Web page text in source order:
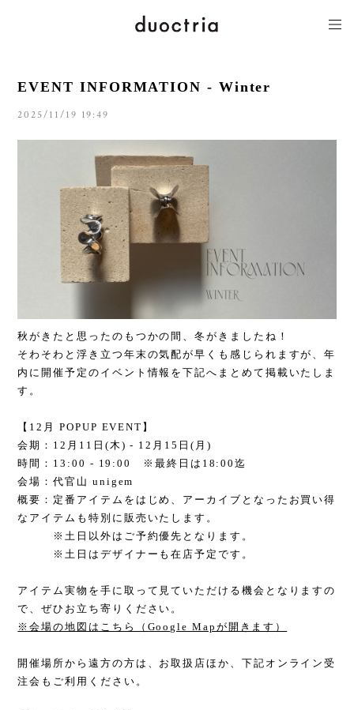
EVENT INFORMATION - Winter
2025/11/19 19:49
秋がきたと思ったのもつかの間、冬がきましたね！
そわそわと浮き立つ年末の気配が早くも感じられますが、年
内に開催予定のイベント情報を下記へまとめて掲載いたしま
す。
【12月 POPUP EVENT】
会期：12月11日(木) - 12月15日(月)
時間：13:00 - 19:00 ※最終日は18:00迄
会場：代官山 unigem
概要：定番アイテムをはじめ、アーカイブとなったお買い得
なアイテムも特別に販売いたします。
※土日以外はご予約優先となります。
※土日はデザイナーも在店予定です。
アイテム実物を手に取って見ていただける機会となりますの
で、ぜひお立ち寄りください。
※会場の地図はこちら（Google Mapが開きます）
開催場所から遠方の方は、お取扱店ほか、下記オンライン受
注会もご利用ください。